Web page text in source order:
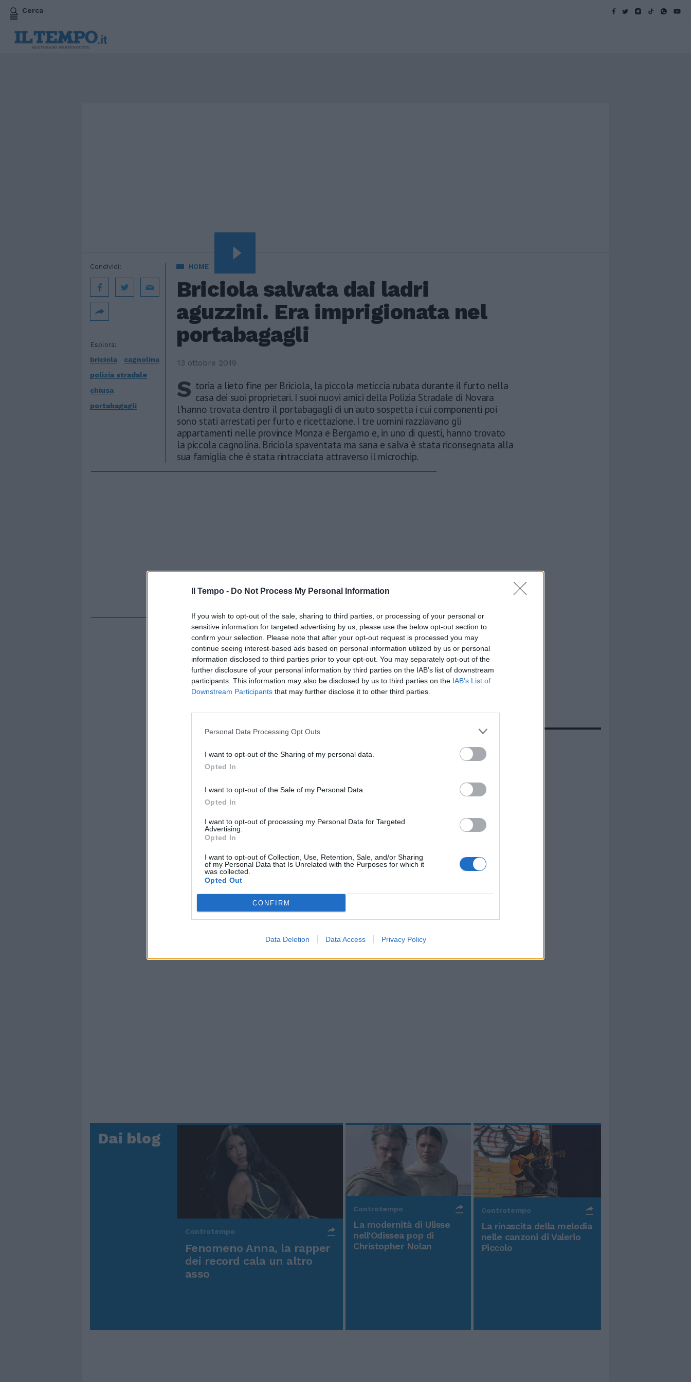
Il Tempo - Do Not Process My Personal Information
If you wish to opt-out of the sale, sharing to third parties, or processing of your personal or
sensitive information for targeted advertising by us, please use the below opt-out section to
confirm your selection. Please note that after your opt-out request is processed you may
continue seeing interest-based ads based on personal information utilized by us or personal
information disclosed to third parties prior to your opt-out. You may separately opt-out of the
further disclosure of your personal information by third parties on the IAB’s list of downstream
participants. This information may also be disclosed by us to third parties on the IAB’s List of
Downstream Participants that may further disclose it to other third parties.
Personal Data Processing Opt Outs
I want to opt-out of the Sharing of my personal data.
Opted In
I want to opt-out of the Sale of my Personal Data.
Opted In
I want to opt-out of processing my Personal Data for Targeted
Advertising.
Opted In
I want to opt-out of Collection, Use, Retention, Sale, and/or Sharing
of my Personal Data that Is Unrelated with the Purposes for which it
was collected.
Opted Out
CONFIRM
Data Deletion Data Access Privacy Policy
Cerca
Vecchio dall'ex
compagna in ospedale.
Le dichiarazioni ai
giornalisti
Terremoto, viene giù
tutto: i video
Rudy Giuliani a Come
States? Trump, Meloni
e la strategia
americana
HOME
Briciola salvata dai ladri
aguzzini. Era imprigionata nel
portabagagli
13 ottobre 2019
Esplora:
briciola
cagnolina
polizia stradale
chiusa
portabagagli
Condividi:
S toria a lieto fine per Briciola, la piccola meticcia rubata durante il furto nella
casa dei suoi proprietari. I suoi nuovi amici della Polizia Stradale di Novara
l'hanno trovata dentro il portabagagli di un'auto sospetta i cui componenti poi
sono stati arrestati per furto e ricettazione. I tre uomini razziavano gli
appartamenti nelle province Monza e Bergamo e, in uno di questi, hanno trovato
la piccola cagnolina. Briciola spaventata ma sana e salva è stata riconsegnata alla
sua famiglia che è stata rintracciata attraverso il microchip.
In evidenza
Dai blog
Controtempo
Fenomeno Anna, la rapper
dei record cala un altro
asso
Controtempo
La modernità di Ulisse
nell'Odissea pop di
Christopher Nolan
Controtempo
La rinascita della melodia
nelle canzoni di Valerio
Piccolo